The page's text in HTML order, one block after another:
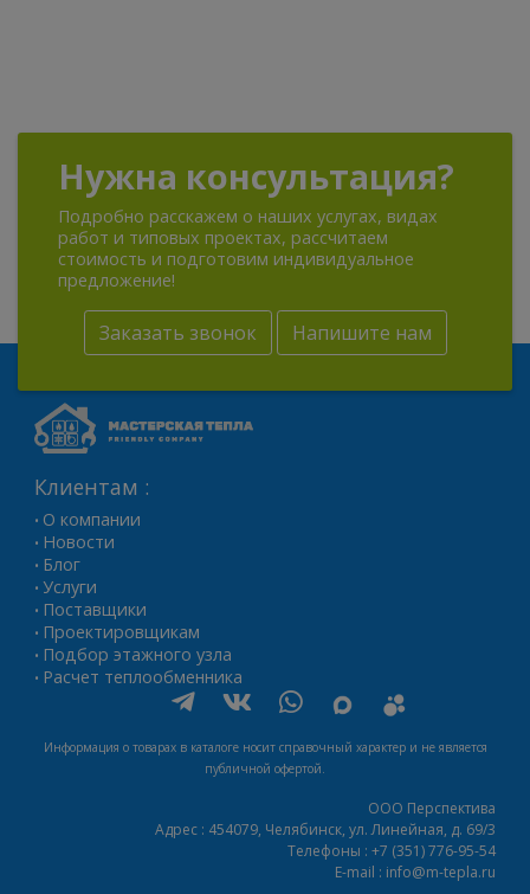
Нужна консультация?
Подробно расскажем о наших услугах, видах
работ и типовых проектах, рассчитаем
стоимость и подготовим индивидуальное
предложение!
Заказать звонок Напишите нам
Клиентам :
• О компании
• Новости
• Блог
• Услуги
• Поставщики
• Проектировщикам
• Подбор этажного узла
• Расчет теплообменника
Информация о товарах в каталоге носит справочный характер и не является
публичной офертой.
ООО Перспектива
Адрес : 454079, Челябинск, ул. Линейная, д. 69/3
Телефоны : +7 (351) 776-95-54
E-mail : info@m-tepla.ru